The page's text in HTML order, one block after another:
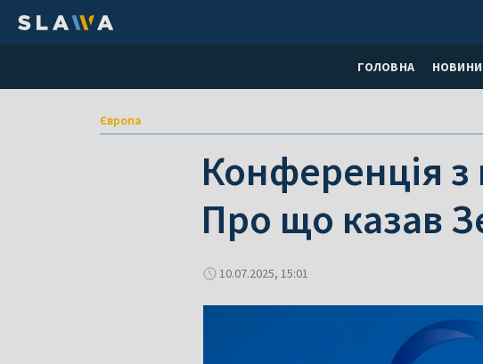
ГОЛОВНА НОВИНИ
Європа
Конференція з
Про що казав
10.07.2025, 15:01